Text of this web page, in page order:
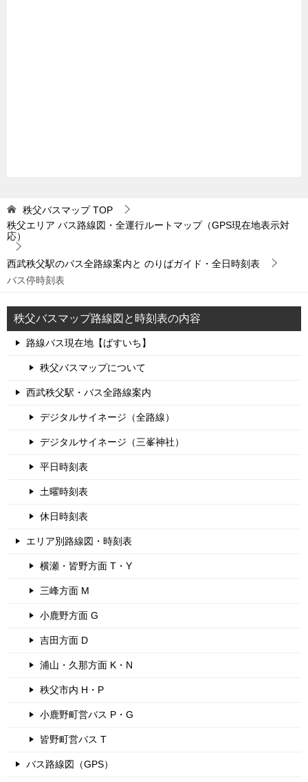
秩父バスマップTOP
秩父エリア バス路線図・全運行ルートマップ（GPS現在地表示対
応）
西武秩父駅のバス全路線案内と のりばガイド・全日時刻表
バス停時刻表
秩父バスマップ路線図と時刻表の内容
路線バス現在地【ばすいち】
秩父バスマップについて
西武秩父駅・バス全路線案内
デジタルサイネージ（全路線）
デジタルサイネージ（三峯神社）
平日時刻表
土曜時刻表
休日時刻表
エリア別路線図・時刻表
横瀬・皆野方面 T・Y
三峰方面 M
小鹿野方面 G
吉田方面 D
浦山・久那方面 K・N
秩父市内 H・P
小鹿野町営バス P・G
皆野町営バス T
バス路線図（GPS）